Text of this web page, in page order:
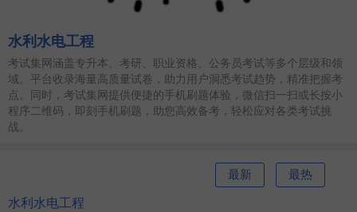
水利水电工程
考试集网涵盖专升本、考研、职业资格、公务员考试等多个层级和领
域。平台收录海量高质量试卷，助力用户洞悉考试趋势，精准把握考
点。同时，考试集网提供便捷的手机刷题体验，微信扫一扫或长按小
程序二维码，即刻手机刷题，助您高效备考，轻松应对各类考试挑
战。
最新 最热
水利水电工程